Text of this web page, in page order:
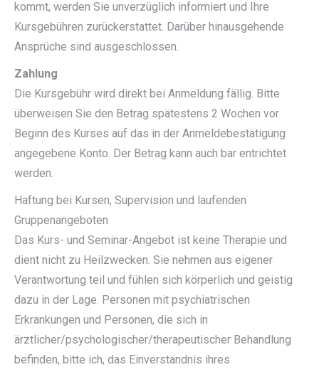
kommt, werden Sie unverzüglich informiert und Ihre
Kursgebühren zurückerstattet. Darüber hinausgehende
Ansprüche sind ausgeschlossen.
Zahlung
Die Kursgebühr wird direkt bei Anmeldung fällig. Bitte
überweisen Sie den Betrag spätestens 2 Wochen vor
Beginn des Kurses auf das in der Anmeldebestätigung
angegebene Konto. Der Betrag kann auch bar entrichtet
werden.
Haftung bei Kursen, Supervision und laufenden
Gruppenangeboten
Das Kurs- und Seminar-Angebot ist keine Therapie und
dient nicht zu Heilzwecken. Sie nehmen aus eigener
Verantwortung teil und fühlen sich körperlich und geistig
dazu in der Lage. Personen mit psychiatrischen
Erkrankungen und Personen, die sich in
ärztlicher/psychologischer/therapeutischer Behandlung
befinden, bitte ich, das Einverständnis ihres